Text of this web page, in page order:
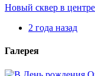
Новый сквер в
2 года назад
Галерея